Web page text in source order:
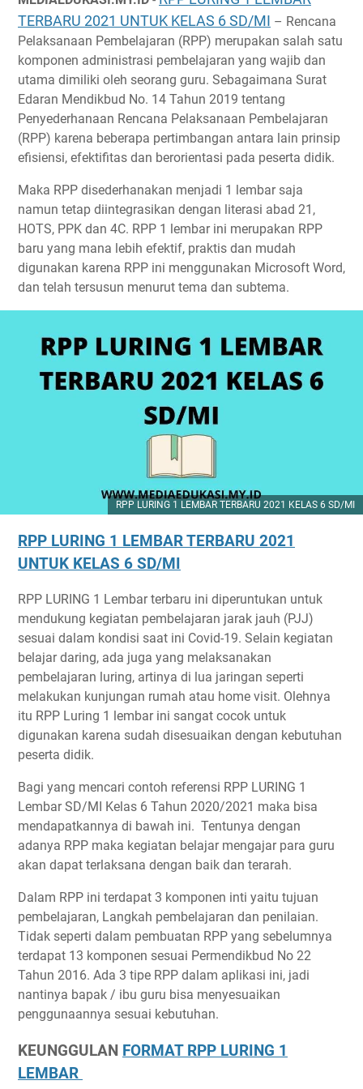
TERBARU 2021 UNTUK KELAS 6 SD/MI – Rencana
Pelaksanaan Pembelajaran (RPP) merupakan salah satu
komponen administrasi pembelajaran yang wajib dan
utama dimiliki oleh seorang guru. Sebagaimana Surat
Edaran Mendikbud No. 14 Tahun 2019 tentang
Penyederhanaan Rencana Pelaksanaan Pembelajaran
(RPP) karena beberapa pertimbangan antara lain prinsip
efisiensi, efektifitas dan berorientasi pada peserta didik.
Maka RPP disederhanakan menjadi 1 lembar saja
namun tetap diintegrasikan dengan literasi abad 21,
HOTS, PPK dan 4C. RPP 1 lembar ini merupakan RPP
baru yang mana lebih efektif, praktis dan mudah
digunakan karena RPP ini menggunakan Microsoft Word,
dan telah tersusun menurut tema dan subtema.
RPP LURING 1 LEMBAR TERBARU 2021 KELAS 6 SD/MI
RPP LURING 1 LEMBAR TERBARU 2021
UNTUK KELAS 6 SD/MI
RPP LURING 1 Lembar terbaru ini diperuntukan untuk
mendukung kegiatan pembelajaran jarak jauh (PJJ)
sesuai dalam kondisi saat ini Covid-19. Selain kegiatan
belajar daring, ada juga yang melaksanakan
pembelajaran luring, artinya di lua jaringan seperti
melakukan kunjungan rumah atau home visit. Olehnya
itu RPP Luring 1 lembar ini sangat cocok untuk
digunakan karena sudah disesuaikan dengan kebutuhan
peserta didik.
Bagi yang mencari contoh referensi RPP LURING 1
Lembar SD/MI Kelas 6 Tahun 2020/2021 maka bisa
mendapatkannya di bawah ini. Tentunya dengan
adanya RPP maka kegiatan belajar mengajar para guru
akan dapat terlaksana dengan baik dan terarah.
Dalam RPP ini terdapat 3 komponen inti yaitu tujuan
pembelajaran, Langkah pembelajaran dan penilaian.
Tidak seperti dalam pembuatan RPP yang sebelumnya
terdapat 13 komponen sesuai Permendikbud No 22
Tahun 2016. Ada 3 tipe RPP dalam aplikasi ini, jadi
nantinya bapak / ibu guru bisa menyesuaikan
penggunaannya sesuai kebutuhan.
KEUNGGULAN FORMAT RPP LURING 1
LEMBAR